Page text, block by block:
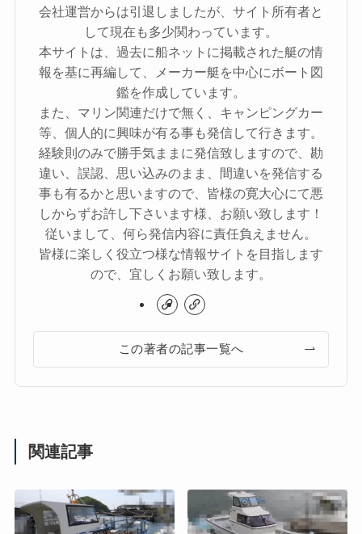
会社運営からは引退しましたが、サイト所有者と
して現在も多少関わっています。
本サイトは、過去に船ネットに掲載された艇の情
報を基に再編して、メーカー艇を中心にボート図
鑑を作成しています。
また、マリン関連だけで無く、キャンピングカー
等、個人的に興味が有る事も発信して行きます。
経験則のみで勝手気ままに発信致しますので、勘
違い、誤認、思い込みのまま、間違いを発信する
事も有るかと思いますので、皆様の寛大心にて悪
しからずお許し下さいます様、お願い致します！
従いまして、何ら発信内容に責任負えません。
皆様に楽しく役立つ様な情報サイトを目指します
ので、宜しくお願い致します。
この著者の記事一覧へ
関連記事